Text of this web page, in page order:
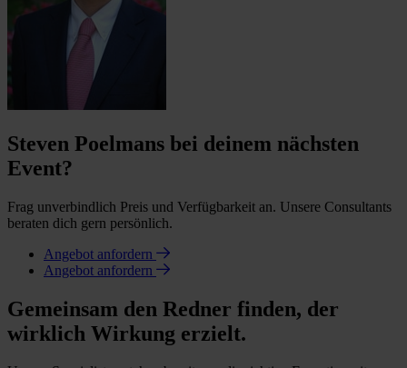
Steven Poelmans bei deinem nächsten
Event?
Frag unverbindlich Preis und Verfügbarkeit an. Unsere Consultants
beraten dich gern persönlich.
Angebot anfordern
Angebot anfordern
Gemeinsam den Redner finden, der
wirklich Wirkung erzielt.